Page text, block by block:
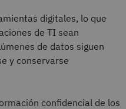
digitales, lo que
de TI sean
de datos siguen
y conservarse
confidencial de los